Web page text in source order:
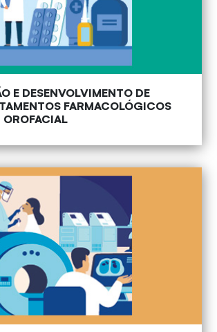
E DESENVOLVIMENTO DE
FARMACOLÓGICOS
OROFACIAL